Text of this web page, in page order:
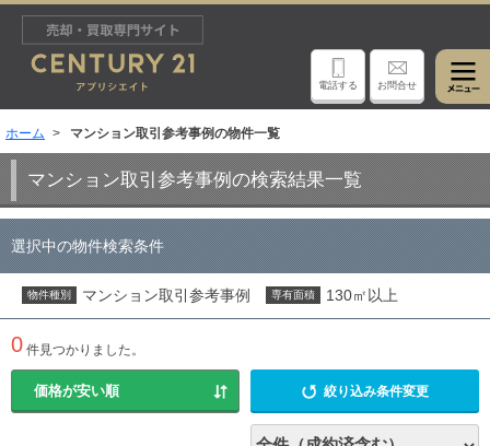
電話する お問合せ
ホーム マンション取引参考事例の物件一覧
マンション取引参考事例の検索結果一覧
選択中の物件検索条件
物件種別 マンション取引参考事例 専有面積 130㎡以上
0 件見つかりました。
絞り込み条件変更